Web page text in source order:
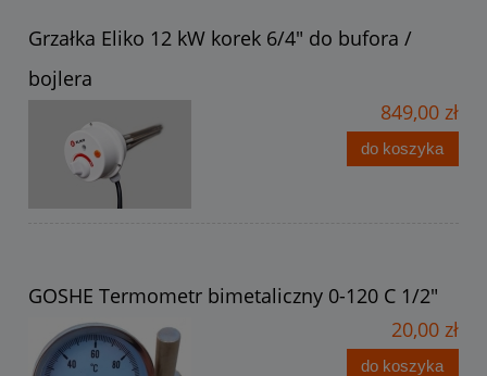
Grzałka Eliko 12 kW korek 6/4" do bufora /
bojlera
849,00 zł
do koszyka
GOSHE Termometr bimetaliczny 0-120 C 1/2"
20,00 zł
do koszyka